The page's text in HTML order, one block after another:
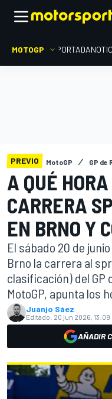
MOTOGP PORTADA
PREVIO MotoGP GP de
A QUÉ
CARRERA
EN BRNO Y
El sábado 20 de
Brno la carrera al
clasificación) del GP
MotoGP, apunta los
Juanjo Sáez
Editado: 20 jun 2026, 13:09
AÑADIR